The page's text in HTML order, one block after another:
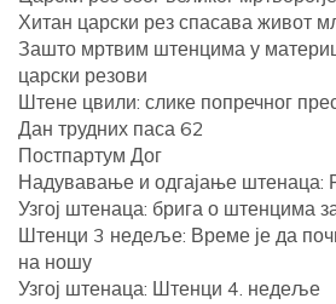
Хитан царски рез спасава живот
Зашто мртвим штенцима у
царски резови
Штене цвили: слике попречног
Дан трудних паса 62
Постпартум Дог
Надувавање и одгајање
Узгој штенаца: брига о штенцима
Штенци 3 недеље: Време је да
на ношу
Узгој штенаца: Штенци 4. недеље